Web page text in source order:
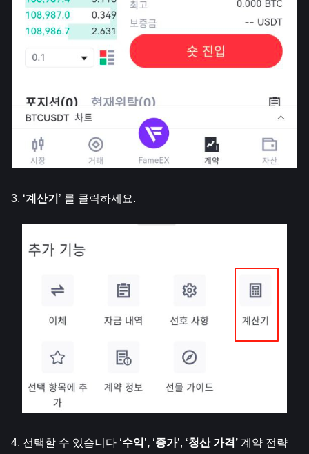
3. ‘계산기 ’ 를 클릭하세요.
4. 선택할 수 있습니다 ‘수익’, ‘종가’, ‘청산 가격’ 계약 전략